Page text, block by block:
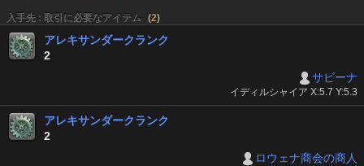
入手先 : 取引に必要なアイテム (2)
アレキサンダークランク
2
サビーナ
イディルシャイア X:5.7 Y:5.3
アレキサンダークランク
2
ロウェナ商会の商人